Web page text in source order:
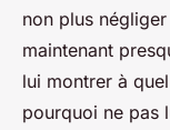
non plus
maintenant
lui montrer à
pourquoi ne pas